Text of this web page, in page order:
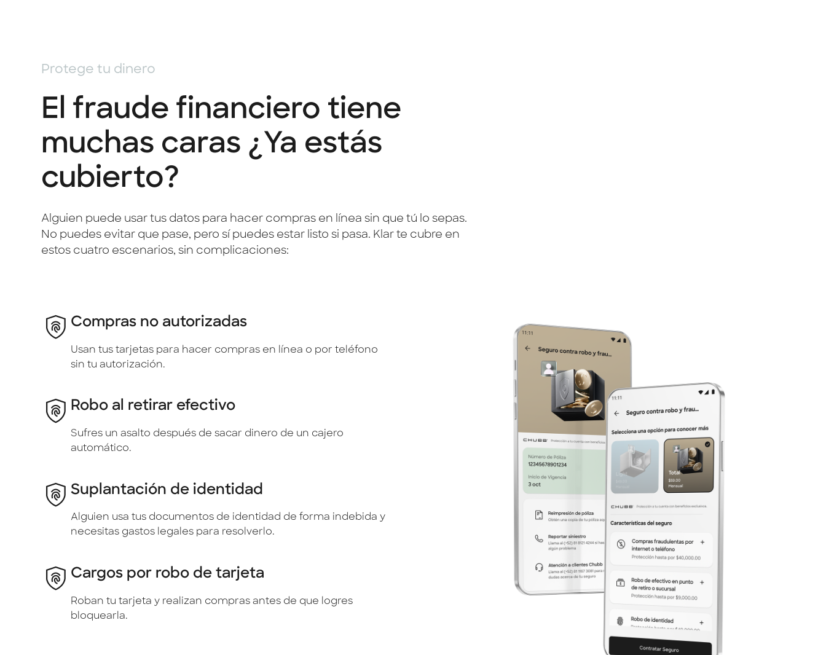
Protege tu dinero
El fraude financiero tiene
muchas caras ¿Ya estás
cubierto?
Alguien puede usar tus datos para hacer compras en línea sin que tú lo sepas.
No puedes evitar que pase, pero sí puedes estar listo si pasa. Klar te cubre en
estos cuatro escenarios, sin complicaciones:
Compras no autorizadas
Usan tus tarjetas para hacer compras en línea o por teléfono
sin tu autorización.
Robo al retirar efectivo
Sufres un asalto después de sacar dinero de un cajero
automático.
Suplantación de identidad
Alguien usa tus documentos de identidad de forma indebida y
necesitas gastos legales para resolverlo.
Cargos por robo de tarjeta
Roban tu tarjeta y realizan compras antes de que logres
bloquearla.